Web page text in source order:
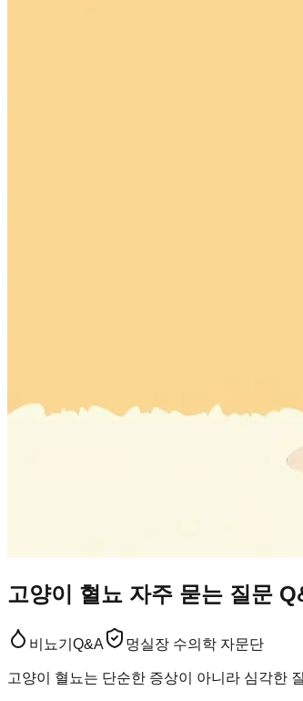
고양이 혈뇨 자주 묻는 질문
비뇨기 Q&A 멍실장 수의학 자문단
고양이 혈뇨는 단순한 증상이 아니라 심각한